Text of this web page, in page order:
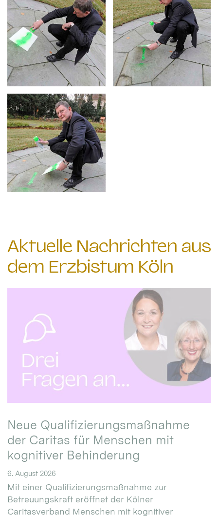
Aktuelle Nachrichten aus
dem Erzbistum Köln
Neue Qualifizierungsmaßnahme
der Caritas für Menschen mit
kognitiver Behinderung
6. August 2026
Mit einer Qualifizierungsmaßnahme zur
Betreuungskraft eröffnet der Kölner
Caritasverband Menschen mit kognitiver